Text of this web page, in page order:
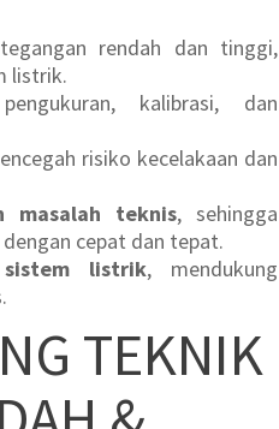
rendah dan tinggi,
listrik.
kalibrasi, dan
risiko kecelakaan dan
masalah teknis, sehingga
cepat dan tepat.
sistem listrik, mendukung
TEKNIK